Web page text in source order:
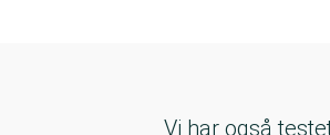
Vi har også